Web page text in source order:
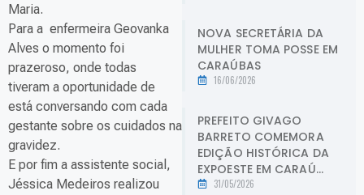
Maria.
Para a enfermeira Geovanka
Alves o momento foi
prazeroso, onde todas
tiveram a oportunidade de
está conversando com cada
gestante sobre os cuidados na
gravidez.
E por fim a assistente social,
Jéssica Medeiros realizou
NOVA SECRETÁRIA DA
MULHER TOMA POSSE EM
CARAÚBAS
16/06/2026
PREFEITO GIVAGO
BARRETO COMEMORA
EDIÇÃO HISTÓRICA DA
EXPOESTE EM CARAÚ...
31/05/2026